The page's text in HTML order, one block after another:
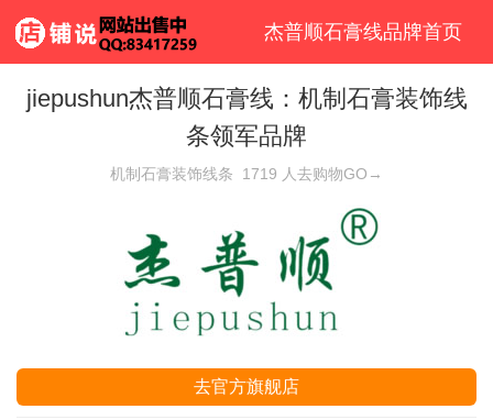
杰普顺石膏线品牌首页
jiepushun杰普顺石膏线：机制石膏装饰线
条领军品牌
机制石膏装饰线条 1719 人去购物GO→
去官方旗舰店